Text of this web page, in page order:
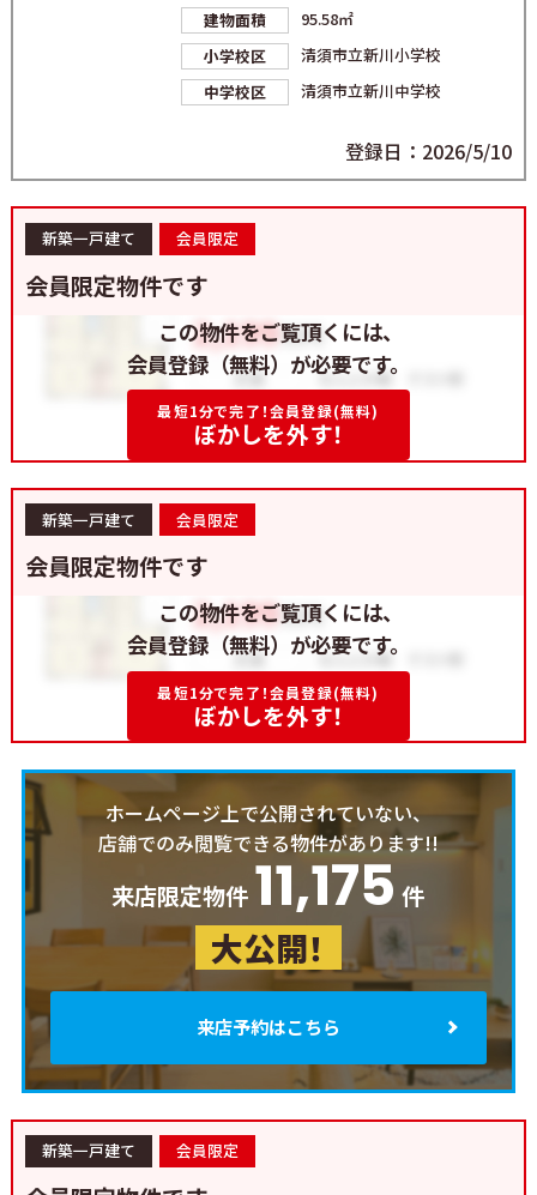
建物面積
95.58㎡
小学校区
清須市立新川小学校
中学校区
清須市立新川中学校
登録日：2026/5/10
新築一戸建て 会員限定
会員限定物件です
この物件をご覧頂くには、
会員登録（無料）が必要です。
最短1分で完了！会員登録(無料)
ぼかしを外す！
新築一戸建て 会員限定
会員限定物件です
この物件をご覧頂くには、
会員登録（無料）が必要です。
最短1分で完了！会員登録(無料)
ぼかしを外す！
ホームページ上で公開されていない、
店舗でのみ閲覧できる物件があります!!
来店限定物件 11,175 件
大公開！
来店予約はこちら
新築一戸建て 会員限定